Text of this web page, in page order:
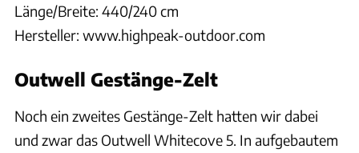
Länge/Breite: 440/240 cm
Hersteller: www.highpeak-outdoor.com
Outwell Gestänge-Zelt
Noch ein zweites Gestänge-Zelt hatten wir dabei
und zwar das Outwell Whitecove 5. In aufgebautem